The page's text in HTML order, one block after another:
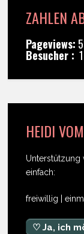
ZAHLEN
Pageviews:
Besucher :
HEIDI
Unterstützung
einfach:
freiwillig |
♡ Ja, ich